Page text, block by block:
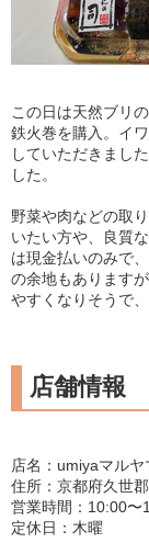
この日は天然ブリ
鉄火巻を購入。イ
していただきまし
した。
野菜や肉などの取
いたい方や、良質
は現金払いのみで
の余地もあります
やすくなりそうで
店舗情報
店名：umiyaマルヤ
住所：京都府久世
営業時間：10:00〜
定休日：木曜